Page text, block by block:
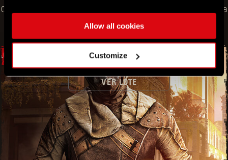
Allow all cookies
Customize
Consíguelo sin costo en la tienda del juego. La oferta termina
LOTE GRATUITO
VER LOTE